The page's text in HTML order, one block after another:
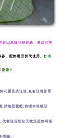
是因為該花材短缺，將以同等
器、配飾用品替代使用。如有
謝謝!!
花禮直接送達,並有送達拍照
,以追思花籃,喪禮米塔罐頭
代客送花彰化天梵追思館可送
禮廳。